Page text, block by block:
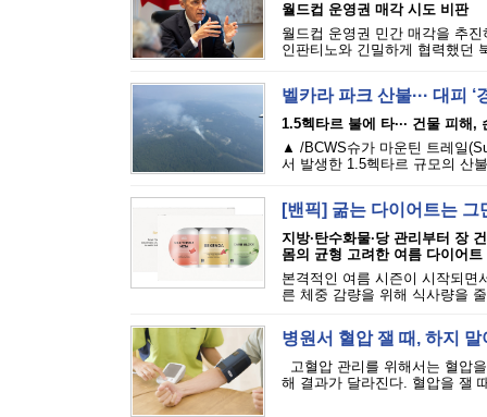
월드컵 운영권 매각 시도 비판
월드컵 운영권 민간 매각을 추
인판티노와 긴밀하게 협력했던
벨카라 파크 산불··· 대피
1.5헥타르 불에 타··· 건물 피해,
▲ /BCWS슈가 마운틴 트레일
서 발생한 1.5헥타르 규모의 산
[밴픽] 굶는 다이어트는 그
지방·탄수화물·당 관리부터 장
몸의 균형 고려한 여름 다이어트
본격적인 여름 시즌이 시작되면
른 체중 감량을 위해 식사량을
병원서 혈압 잴 때, 하지 말
고혈압 관리를 위해서는 혈압
해 결과가 달라진다. 혈압을 잴